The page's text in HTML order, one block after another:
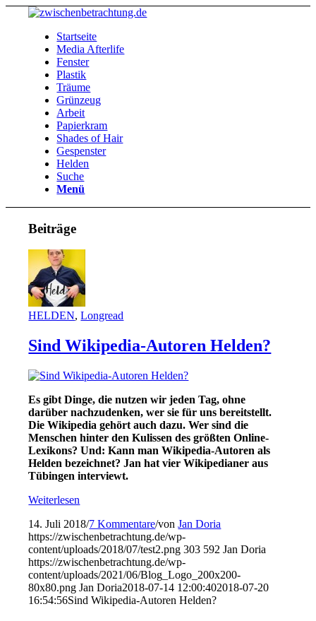
Startseite
Media Afterlife
Fenster
Plastik
Träume
Grünzeug
Arbeit
Papierkram
Shades of Hair
Gespenster
Helden
Suche
Menü
Beiträge
HELDEN,Longread
Sind Wikipedia-Autoren Helden?
Es gibt Dinge, die nutzen wir jeden Tag, ohne
darüber nachzudenken, wer sie für uns bereitstellt.
Die Wikipedia gehört auch dazu. Wer sind die
Menschen hinter den Kulissen des größten Online-
Lexikons? Und: Kann man Wikipedia-Autoren als
Helden bezeichnet? Jan hat vier Wikipedianer aus
Tübingen interviewt.
Weiterlesen
14. Juli 2018/7 Kommentare/vonJan Doria
https://zwischenbetrachtung.de/wp-
content/uploads/2018/07/test2.png 303 592 Jan Doria
https://zwischenbetrachtung.de/wp-
content/uploads/2021/06/Blog_Logo_200x200-
80x80.png Jan Doria2018-07-14 12:00:402018-07-20
16:54:56Sind Wikipedia-Autoren Helden?